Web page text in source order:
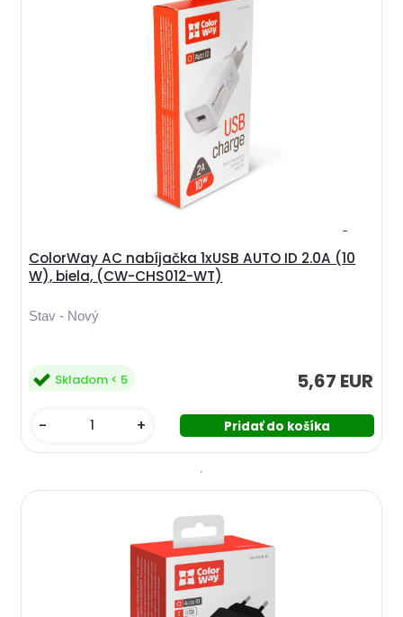
ColorWay AC nabíjačka 1xUSB AUTO ID 2.0A (10
W), biela, (CW-CHS012-WT)
Stav - Nový
5,67 EUR
Skladom < 5
- +